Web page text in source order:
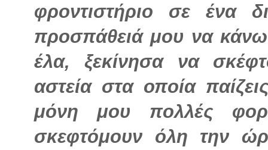
φροντιστήριο σε ένα
προσπάθειά μου να κάνω
έλα, ξεκίνησα να
αστεία στα οποία
μόνη μου πολλές
σκεφτόμουν όλη την